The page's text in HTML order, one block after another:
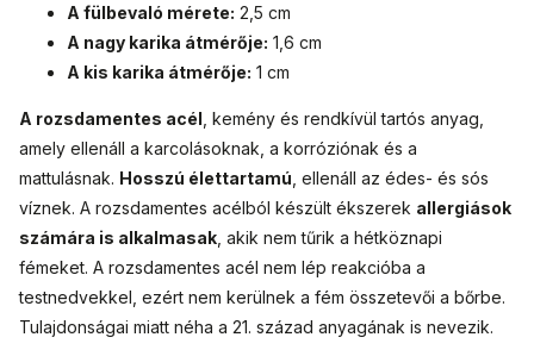
A fülbevaló mérete: 2,5 cm
A nagy karika átmérője: 1,6 cm
A kis karika átmérője: 1 cm
A rozsdamentes acél , kemény és rendkívül tartós anyag,
amely ellenáll a karcolásoknak, a korróziónak és a
mattulásnak. Hosszú élettartamú , ellenáll az édes- és sós
víznek. A rozsdamentes acélból készült ékszerek allergiások
számára is alkalmasak , akik nem tűrik a hétköznapi
fémeket. A rozsdamentes acél nem lép reakcióba a
testnedvekkel, ezért nem kerülnek a fém összetevői a bőrbe.
Tulajdonságai miatt néha a 21. század anyagának is nevezik.